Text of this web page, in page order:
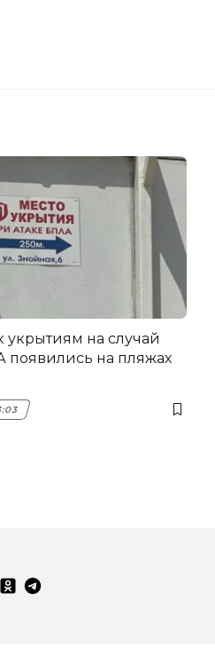
укрытиям на случай
появились на пляжах